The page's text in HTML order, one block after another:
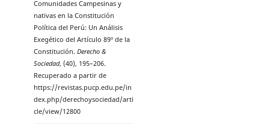
Comunidades Campesinas y
nativas en la Constitución
Política del Perú: Un Análisis
Exegético del Artículo 89º de la
Constitución. Derecho &
Sociedad, (40), 195–206.
Recuperado a partir de
https://revistas.pucp.edu.pe/in
dex.php/derechoysociedad/arti
cle/view/12800